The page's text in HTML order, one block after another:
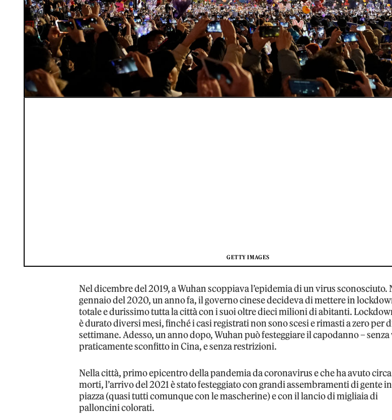
GETTY IMAGES
Nel dicembre del 2019, a Wuhan scoppiava l’epidemia di un virus sconosciuto.
gennaio del 2020, un anno fa, il governo cinese decideva di mettere in
totale e durissimo tutta la città con i suoi oltre dieci milioni di abitanti.
è durato diversi mesi, finché i casi registrati non sono scesi e rimasti a zero per
settimane. Adesso, un anno dopo, Wuhan può festeggiare il capodanno –
praticamente sconfitto in Cina, e senza restrizioni.
Nella città, primo epicentro della pandemia da coronavirus e che ha avuto
morti, l’arrivo del 2021 è stato festeggiato con grandi assembramenti di gente in
piazza (quasi tutti comunque con le mascherine) e con il lancio di migliaia di
palloncini colorati.